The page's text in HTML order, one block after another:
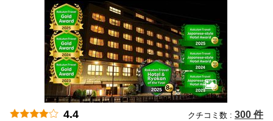
4.4 クチコミ数 : 300 件